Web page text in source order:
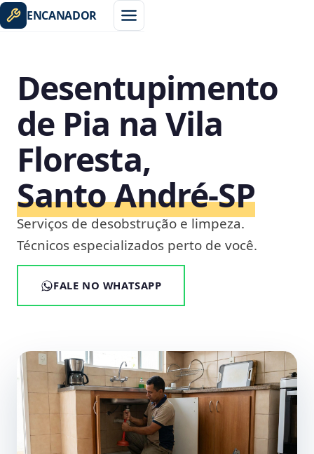
ENCANADOR
Desentupimento
de Pia na Vila
Floresta,
Santo André‑SP
Serviços de desobstrução e limpeza.
Técnicos especializados perto de você.
FALE NO WHATSAPP